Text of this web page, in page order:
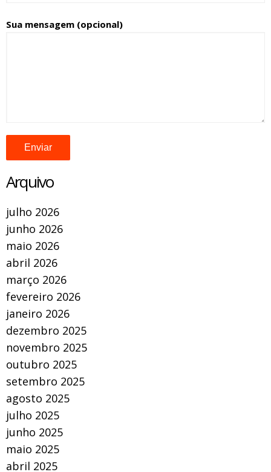
Sua mensagem (opcional)
Arquivo
julho 2026
junho 2026
maio 2026
abril 2026
março 2026
fevereiro 2026
janeiro 2026
dezembro 2025
novembro 2025
outubro 2025
setembro 2025
agosto 2025
julho 2025
junho 2025
maio 2025
abril 2025